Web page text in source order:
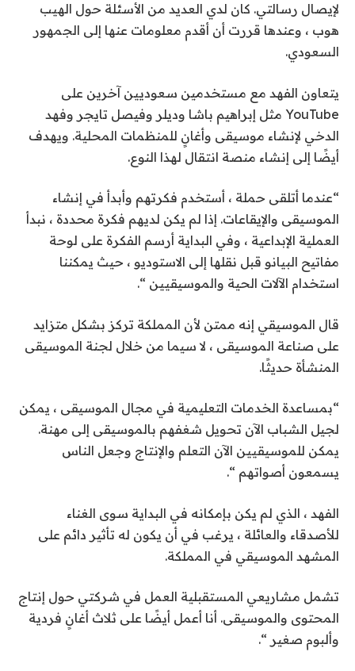
لإيصال رسالتي. كان لدي العديد من الأسئلة حول الهيب
هوب ، وعندها قررت أن أقدم معلومات عنها إلى الجمهور
السعودي.
يتعاون الفهد مع مستخدمين سعوديين آخرين على
YouTube مثل إبراهيم باشا وديلر وفيصل تايجر وفهد
الدخي لإنشاء موسيقى وأغانٍ للمنظمات المحلية. ويهدف
أيضًا إلى إنشاء منصة انتقال لهذا النوع.
“عندما أتلقى حملة ، أستخدم فكرتهم وأبدأ في إنشاء
الموسيقى والإيقاعات. إذا لم يكن لديهم فكرة محددة ، نبدأ
العملية الإبداعية ، وفي البداية أرسم الفكرة على لوحة
مفاتيح البيانو قبل نقلها إلى الاستوديو ، حيث يمكننا
استخدام الآلات الحية والموسيقيين “.
قال الموسيقي إنه ممتن لأن المملكة تركز بشكل متزايد
على صناعة الموسيقى ، لا سيما من خلال لجنة الموسيقى
المنشأة حديثًا.
“بمساعدة الخدمات التعليمية في مجال الموسيقى ، يمكن
لجيل الشباب الآن تحويل شغفهم بالموسيقى إلى مهنة.
يمكن للموسيقيين الآن التعلم والإنتاج وجعل الناس
يسمعون أصواتهم “.
الفهد ، الذي لم يكن بإمكانه في البداية سوى الغناء
للأصدقاء والعائلة ، يرغب في أن يكون له تأثير دائم على
المشهد الموسيقي في المملكة.
تشمل مشاريعي المستقبلية العمل في شركتي حول إنتاج
المحتوى والموسيقى. أنا أعمل أيضًا على ثلاث أغانٍ فردية
وألبوم صغير “.